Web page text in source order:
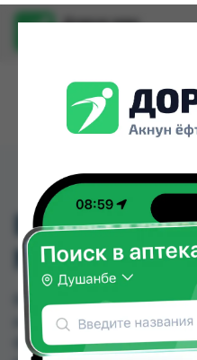
Доруи ман
№15
ВИЛЛОГЕСТ 200МГ ТБ
заказать в аптеках,
Фарм №2, Дору Фарм